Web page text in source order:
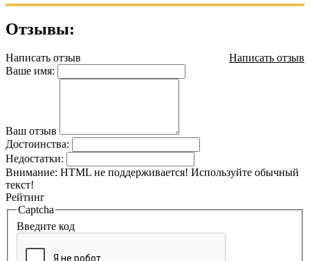
Отзывы:
Написать отзыв
Написать отзыв
Ваше имя:
Ваш отзыв
Достоинства:
Недостатки:
Внимание: HTML не поддерживается! Используйте обычный
текст!
Рейтинг
Captcha
Введите код